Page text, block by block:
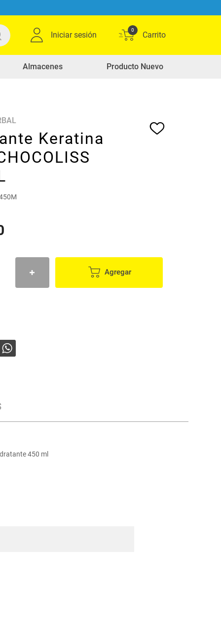
Iniciar sesión
0
Almacenes Producto Nuevo
Keratina
Agregar
450 ml